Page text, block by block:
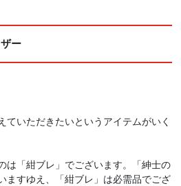
ー
ていただきたいというアイテムがいく
は「紺ブレ」でございます。「紳士の
ますゆえ、「紺ブレ」は必需品でござ